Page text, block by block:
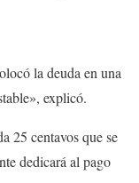
la deuda en una
explicó.
25 centavos que se
dedicará al pago